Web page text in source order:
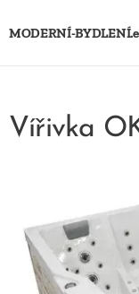
MODERNÍ-
Vířivka